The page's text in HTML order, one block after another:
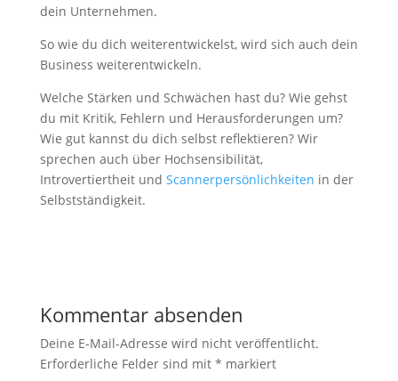
dein Unternehmen.
So wie du dich weiterentwickelst, wird sich auch dein
Business weiterentwickeln.
Welche Stärken und Schwächen hast du? Wie gehst
du mit Kritik, Fehlern und Herausforderungen um?
Wie gut kannst du dich selbst reflektieren? Wir
sprechen auch über Hochsensibilität,
Introvertiertheit und Scannerpersönlichkeiten in der
Selbstständigkeit.
Kommentar absenden
Deine E-Mail-Adresse wird nicht veröffentlicht.
Erforderliche Felder sind mit * markiert